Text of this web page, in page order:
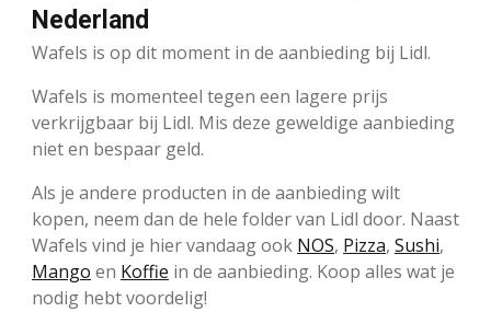
Nederland
Wafels is op dit moment in de aanbieding bij Lidl.
Wafels is momenteel tegen een lagere prijs
verkrijgbaar bij Lidl. Mis deze geweldige aanbieding
niet en bespaar geld.
Als je andere producten in de aanbieding wilt
kopen, neem dan de hele folder van Lidl door. Naast
Wafels vind je hier vandaag ook NOS, Pizza, Sushi,
Mango en Koffie in de aanbieding. Koop alles wat je
nodig hebt voordelig!